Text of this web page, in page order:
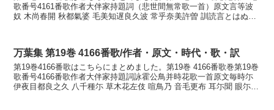
歌番号4161番歌作者大伴家持題詞（悲世間無常歌一首）原文言等波
奴 木尚春開 秋都氣婆 毛美知遅良久波 常乎奈美許曽 訓読言とはぬ木
万葉集 第19巻 4166番歌/作者・原文・時代・歌・訳
第19巻4166番歌はこちらにまとめました。第19巻 4166番歌巻第19巻
歌番号4166番歌作者大伴家持題詞詠霍公鳥并時花歌一首原文毎時尓
伊夜目都良之久 八千種尓 草木花左伎 喧鳥乃 音毛更布 耳尓聞 眼尓視